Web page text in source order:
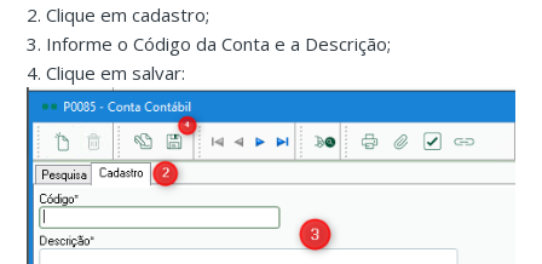
2. Clique em cadastro;
3. Informe o Código da Conta e a Descrição;
4. Clique em salvar: